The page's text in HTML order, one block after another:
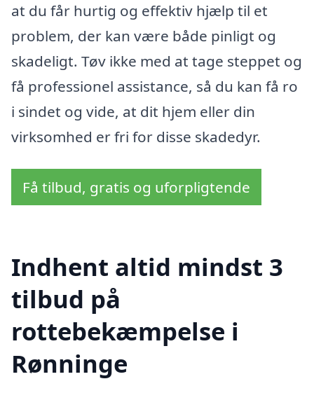
at du får hurtig og effektiv hjælp til et
problem, der kan være både pinligt og
skadeligt. Tøv ikke med at tage steppet og
få professionel assistance, så du kan få ro
i sindet og vide, at dit hjem eller din
virksomhed er fri for disse skadedyr.
Få tilbud, gratis og uforpligtende
Indhent altid mindst 3
tilbud på
rottebekæmpelse i
Rønninge